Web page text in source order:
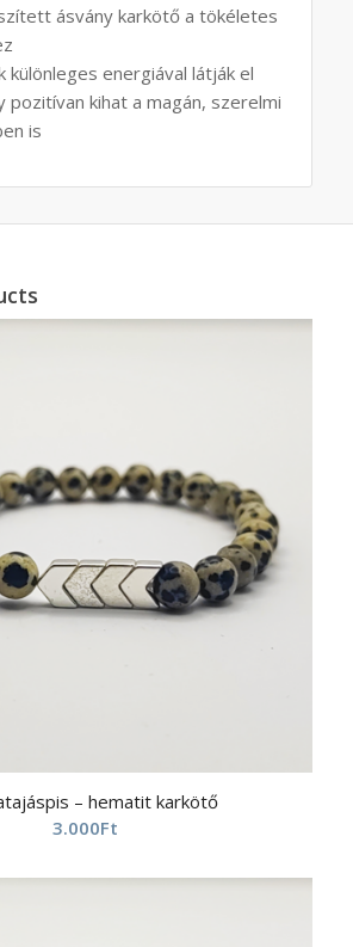
ásvány karkötő a tökéletes
különleges energiával látják el
pozitívan kihat a magán, szerelmi
is
– hematit karkötő
3.000Ft